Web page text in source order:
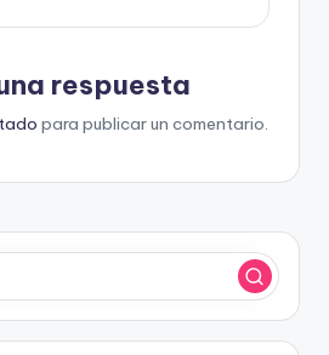
respuesta
para publicar un comentario.